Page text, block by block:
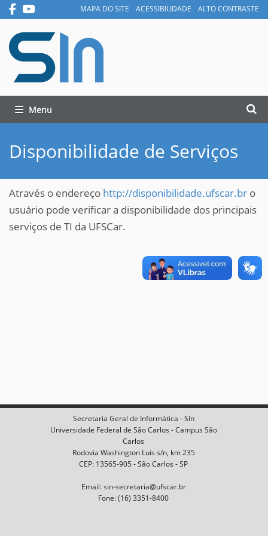
Busca
MAPA DO SITE ACESSIBILIDADE ALTO CONTRASTE
Toggle navigation
Disponibilidade de Serviços
Através o endereço http://disponibilidade.ufscar.br o
usuário pode verificar a disponibilidade dos principais
serviços de TI da UFSCar.
Secretaria Geral de Informática - SIn
Universidade Federal de São Carlos - Campus São
Carlos
Rodovia Washington Luis s/n, km 235
CEP: 13565-905 - São Carlos - SP
Email: sin-secretaria@ufscar.br
Fone: (16) 3351-8400